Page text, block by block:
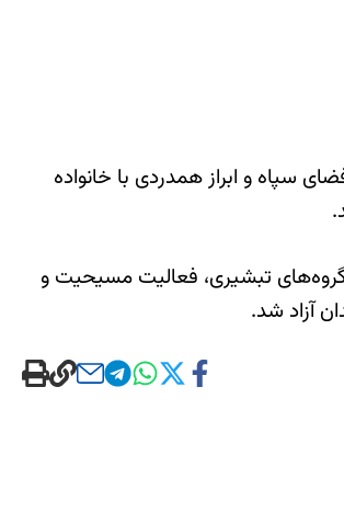
هوا فضای سپاه و ابراز همدردی با خانواده
اتهام “عضویت در گروه‌های تبشیری، فعالیت مسیحیت و